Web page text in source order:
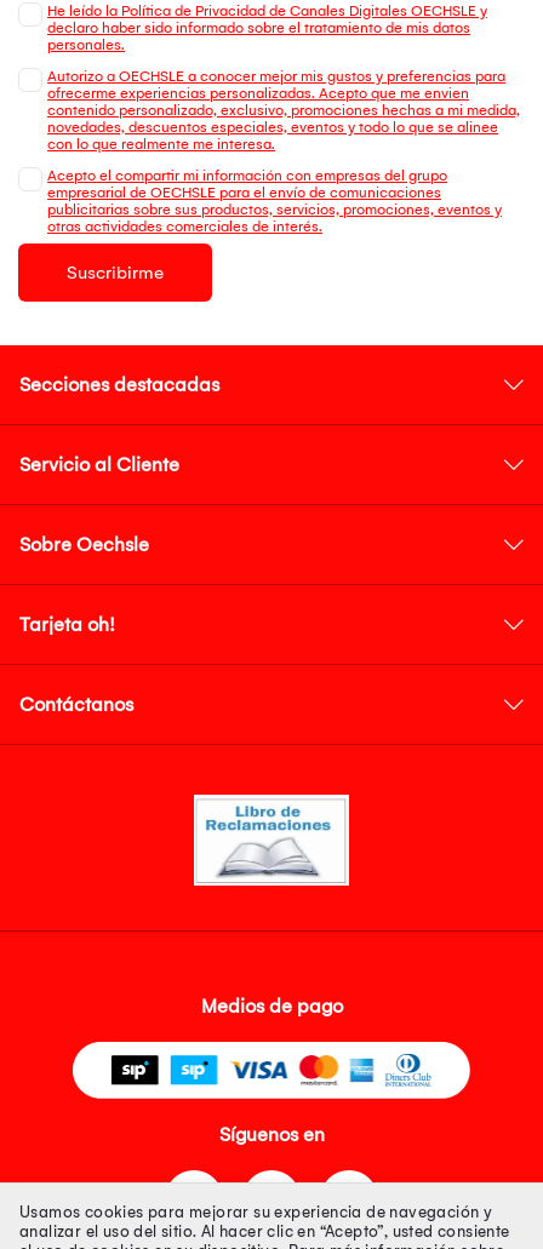
He leído la Política de Privacidad de Canales Digitales OECHSLE y
declaro haber sido informado sobre el tratamiento de mis datos
personales.
Autorizo a OECHSLE a conocer mejor mis gustos y preferencias para
ofrecerme experiencias personalizadas. Acepto que me envien
contenido personalizado, exclusivo, promociones hechas a mi medida,
novedades, descuentos especiales, eventos y todo lo que se alinee
con lo que realmente me interesa.
Acepto el compartir mi información con empresas del grupo
empresarial de OECHSLE para el envío de comunicaciones
publicitarias sobre sus productos, servicios, promociones, eventos y
otras actividades comerciales de interés.
Suscribirme
Secciones destacadas
Servicio al Cliente
Sobre Oechsle
Tarjeta oh!
Contáctanos
Medios de pago
Síguenos en
Usamos cookies para mejorar su experiencia de navegación y
analizar el uso del sitio. Al hacer clic en “Acepto”, usted consiente